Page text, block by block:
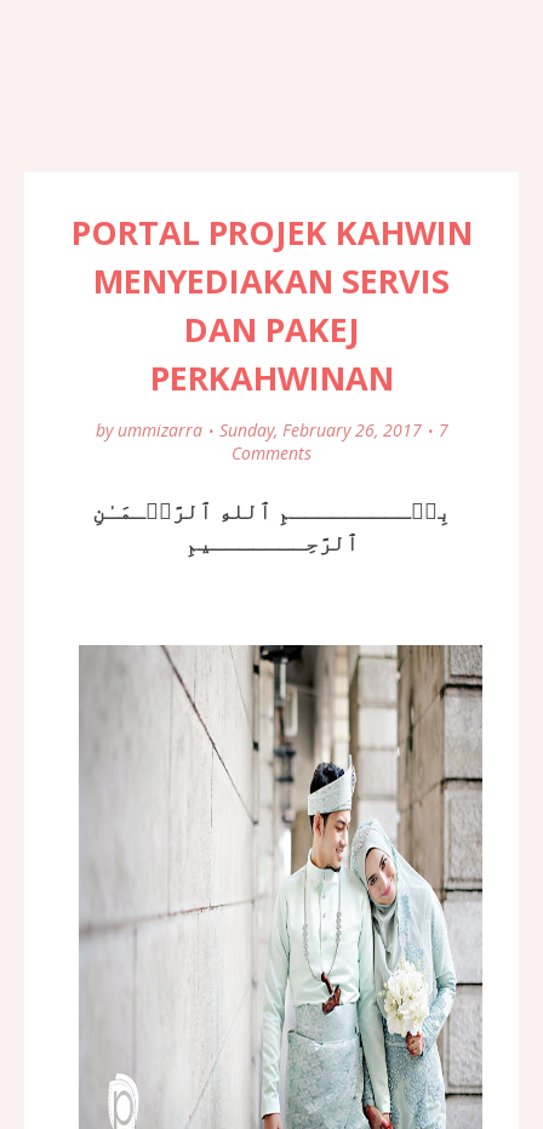
PORTAL PROJEK KAHWIN
MENYEDIAKAN SERVIS
DAN PAKEJ
PERKAHWINAN
by ummizarra Sunday, February 26, 2017
7
Comments
بِسۡـــــــــمِ ٱللهِ ٱلرَّحۡـمَـٰنِ
ٱلرَّحِـــــــيمِ